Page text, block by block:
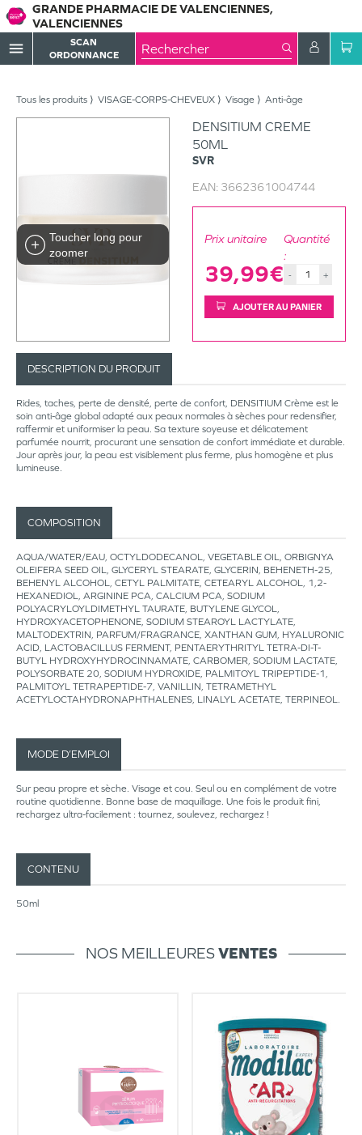
GRANDE PHARMACIE DE VALENCIENNES,
VALENCIENNES
menu
SCAN
ORDONNANCE
Tous les produits VISAGE-CORPS-CHEVEUX Visage Anti-âge
Toucher long pour
zoomer
DENSITIUM CREME
50ML
SVR
EAN: 3662361004744
Prix unitaire
39,99€
Quantité
:
- +
AJOUTER AU PANIER
DESCRIPTION DU PRODUIT
Rides, taches, perte de densité, perte de confort, DENSITIUM Crème est le
soin anti-âge global adapté aux peaux normales à sèches pour redensifier,
raffermir et uniformiser la peau. Sa texture soyeuse et délicatement
parfumée nourrit, procurant une sensation de confort immédiate et durable.
Jour après jour, la peau est visiblement plus ferme, plus homogène et plus
lumineuse.
COMPOSITION
AQUA/WATER/EAU, OCTYLDODECANOL, VEGETABLE OIL, ORBIGNYA
OLEIFERA SEED OIL, GLYCERYL STEARATE, GLYCERIN, BEHENETH-25,
BEHENYL ALCOHOL, CETYL PALMITATE, CETEARYL ALCOHOL, 1,2-
HEXANEDIOL, ARGININE PCA, CALCIUM PCA, SODIUM
POLYACRYLOYLDIMETHYL TAURATE, BUTYLENE GLYCOL,
HYDROXYACETOPHENONE, SODIUM STEAROYL LACTYLATE,
MALTODEXTRIN, PARFUM/FRAGRANCE, XANTHAN GUM, HYALURONIC
ACID, LACTOBACILLUS FERMENT, PENTAERYTHRITYL TETRA-DI-T-
BUTYL HYDROXYHYDROCINNAMATE, CARBOMER, SODIUM LACTATE,
POLYSORBATE 20, SODIUM HYDROXIDE, PALMITOYL TRIPEPTIDE-1,
PALMITOYL TETRAPEPTIDE-7, VANILLIN, TETRAMETHYL
ACETYLOCTAHYDRONAPHTHALENES, LINALYL ACETATE, TERPINEOL.
MODE D’EMPLOI
Sur peau propre et sèche. Visage et cou. Seul ou en complément de votre
routine quotidienne. Bonne base de maquillage. Une fois le produit fini,
rechargez ultra-facilement : tournez, soulevez, rechargez !
CONTENU
50ml
NOS MEILLEURESVENTES